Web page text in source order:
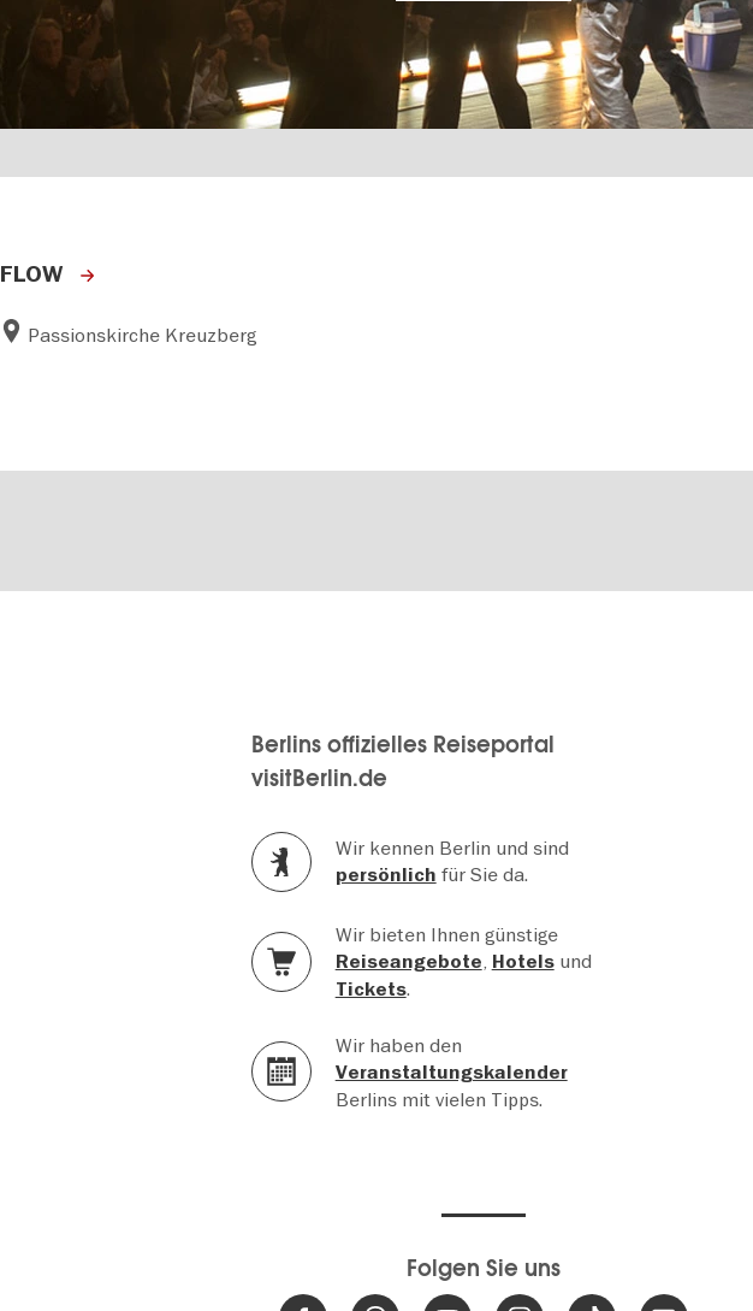
FLOW
Passionskirche Kreuzberg
Berlins offizielles Reiseportal
visitBerlin.de
Wir kennen Berlin und sind
persönlich für Sie da.
Wir bieten Ihnen günstige
Reiseangebote Hotelsund
Tickets.
Wir haben den
Veranstaltungskalender
Berlins mit vielen Tipps.
Folgen Sie uns